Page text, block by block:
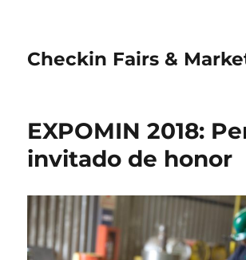
Checkin Fairs &
EXPOMIN 2018:
invitado de honor